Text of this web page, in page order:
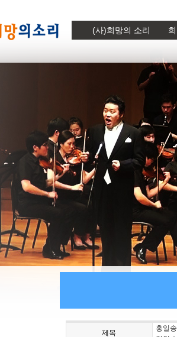
(사)희망의 소리
제목
홍일